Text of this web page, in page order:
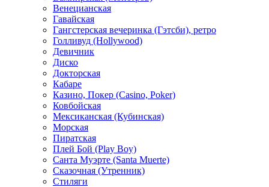
Венецианская
Гавайская
Гангстерская вечеринка (Гэтсби), ретро
Голливуд (Hollywood)
Девичник
Диско
Докторская
Кабаре
Казино, Покер (Casino, Poker)
Ковбойская
Мексиканская (Кубинская)
Морская
Пиратская
Плей Бой (Play Boy)
Санта Муэрте (Santa Muerte)
Сказочная (Утренник)
Стиляги